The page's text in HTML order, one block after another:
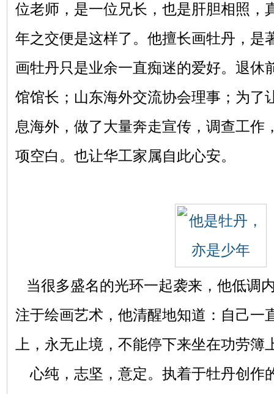
位老师，是一位兄长，也是肝胆相照，
年之交便是这样了。他擅长画牡丹，是
画牡丹只是业余一直痴迷的爱好。退休
馆馆长；山东海外交流协会理事；为了
息海外，做了大量奔走宣传，调查工作
项空白。也让华工家属自此心安。
当很多盛名的光环一起袭来，他低调
注于绘画艺术，他清醒地知道：自己一
上，永无止境，不能停下来坐在功劳簿
心纯，志坚，意定。执着于牡丹创作